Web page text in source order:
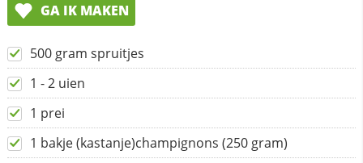
GA IK MAKEN
500 gram spruitjes
1 - 2 uien
1 prei
1 bakje (kastanje)champignons (250 gram)